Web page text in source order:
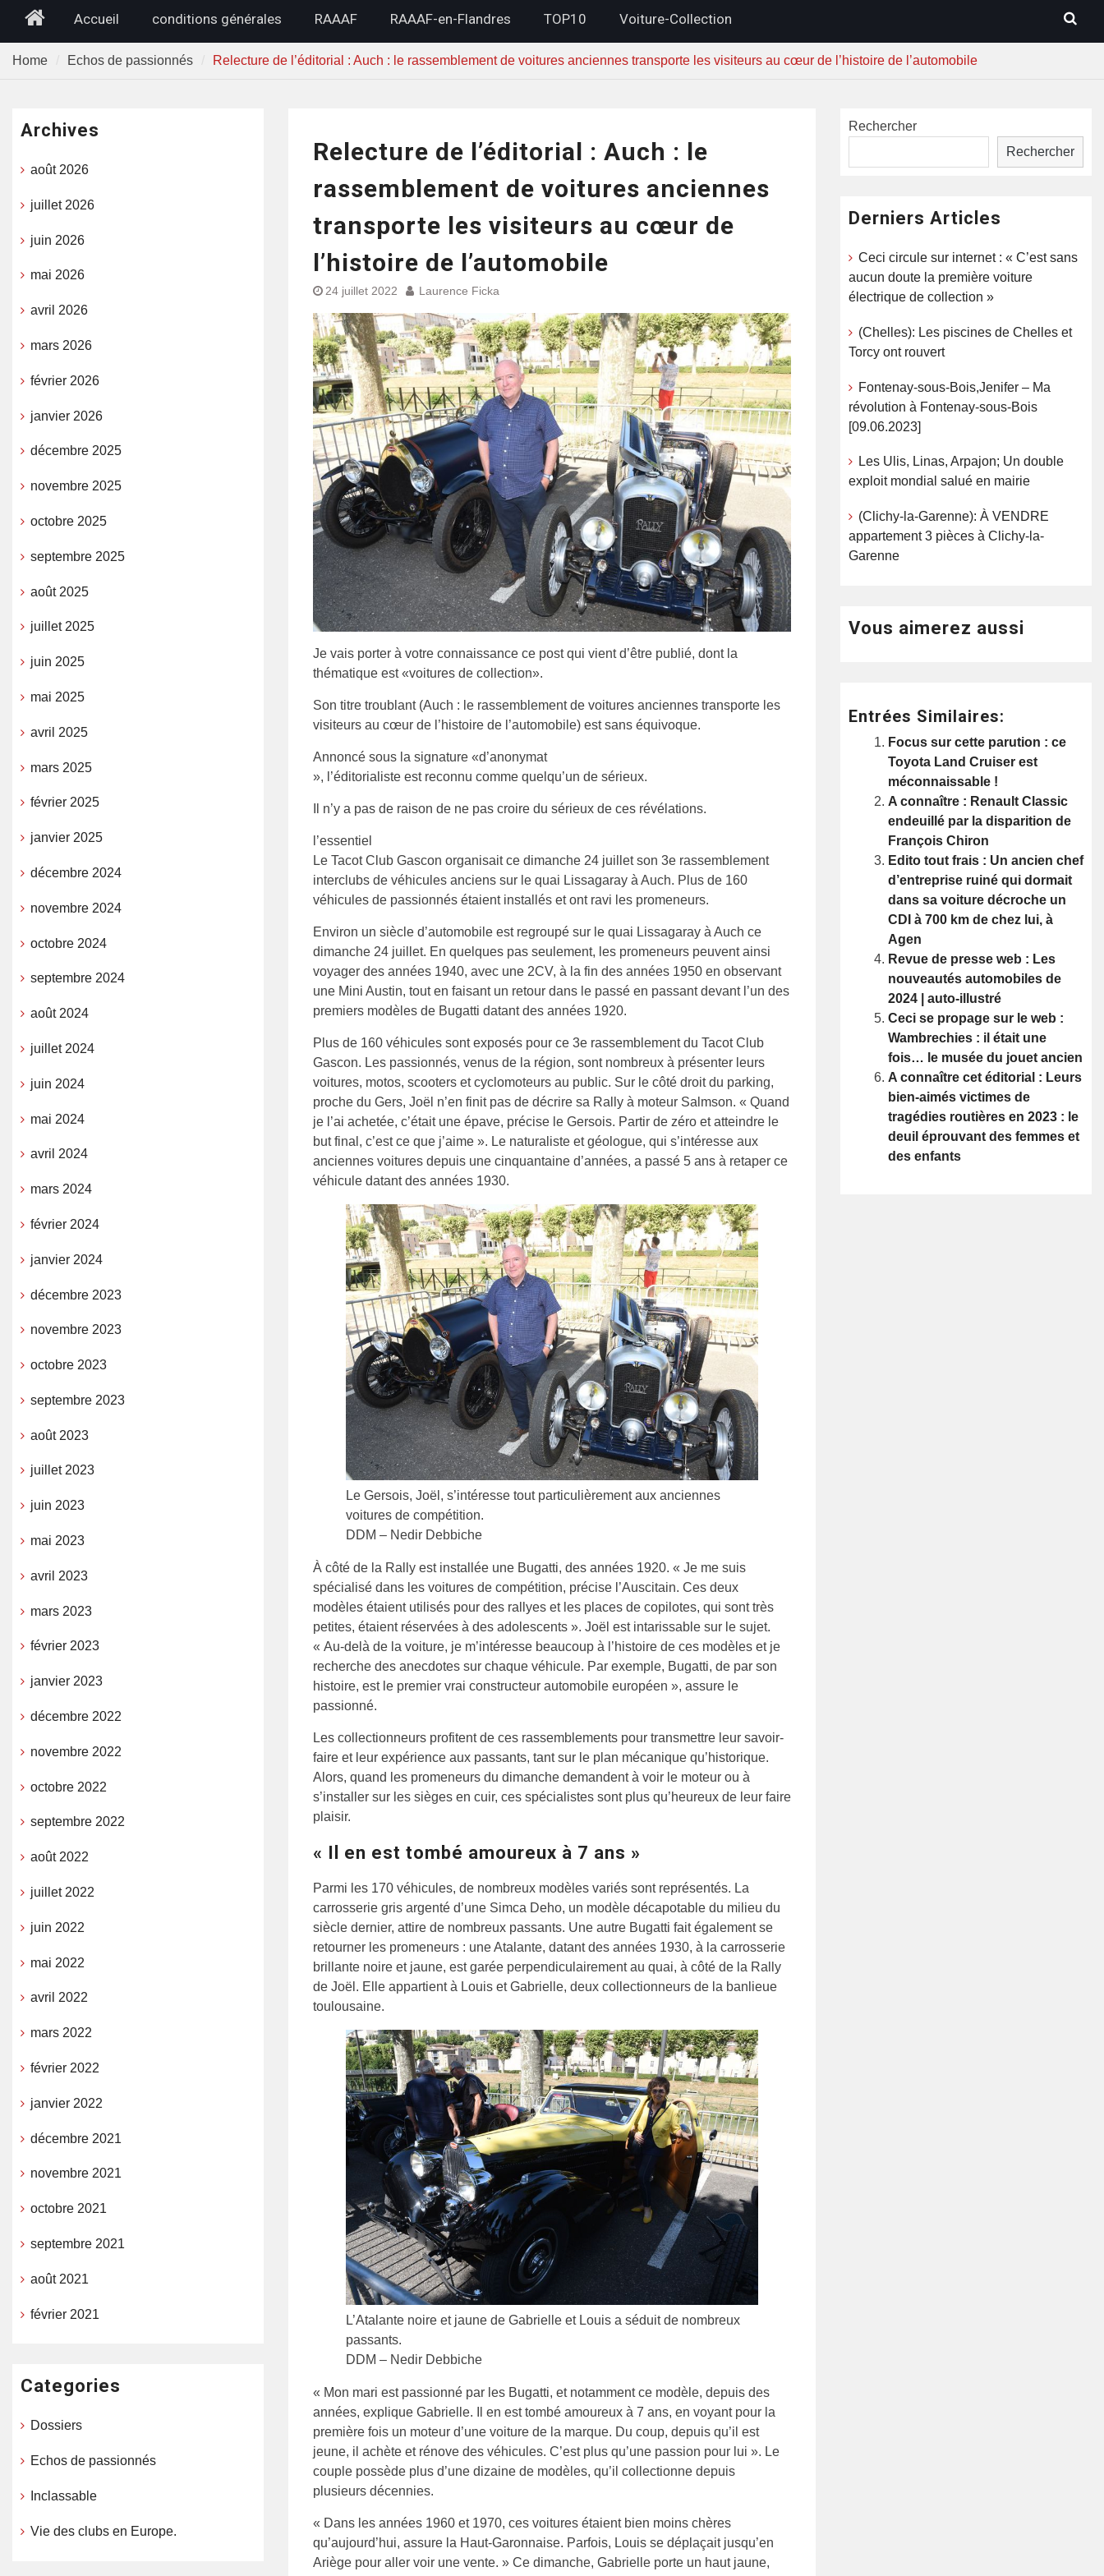
HomeAccueil conditions générales RAAAF RAAAF-en-Flandres TOP10 Voiture-Collection
Home Echos de passionnés Relecture de l’éditorial : Auch : le rassemblement de voitures anciennes transporte les visiteurs au cœur de l’histoire de l’automobile
Relecture de l’éditorial : Auch : le
rassemblement de voitures anciennes
transporte les visiteurs au cœur de
l’histoire de l’automobile
24 juillet 2022 Laurence Ficka
Je vais porter à votre connaissance ce post qui vient d’être publié, dont la
thématique est «voitures de collection».
Son titre troublant (Auch : le rassemblement de voitures anciennes transporte les
visiteurs au cœur de l’histoire de l’automobile) est sans équivoque.
Annoncé sous la signature «d’anonymat
», l’éditorialiste est reconnu comme quelqu’un de sérieux.
Il n’y a pas de raison de ne pas croire du sérieux de ces révélations.
l’essentiel
Le Tacot Club Gascon organisait ce dimanche 24 juillet son 3e rassemblement
interclubs de véhicules anciens sur le quai Lissagaray à Auch. Plus de 160
véhicules de passionnés étaient installés et ont ravi les promeneurs.
Environ un siècle d’automobile est regroupé sur le quai Lissagaray à Auch ce
dimanche 24 juillet. En quelques pas seulement, les promeneurs peuvent ainsi
voyager des années 1940, avec une 2CV, à la fin des années 1950 en observant
une Mini Austin, tout en faisant un retour dans le passé en passant devant l’un des
premiers modèles de Bugatti datant des années 1920.
Plus de 160 véhicules sont exposés pour ce 3e rassemblement du Tacot Club
Gascon. Les passionnés, venus de la région, sont nombreux à présenter leurs
voitures, motos, scooters et cyclomoteurs au public. Sur le côté droit du parking,
proche du Gers, Joël n’en finit pas de décrire sa Rally à moteur Salmson. « Quand
je l’ai achetée, c’était une épave, précise le Gersois. Partir de zéro et atteindre le
but final, c’est ce que j’aime ». Le naturaliste et géologue, qui s’intéresse aux
anciennes voitures depuis une cinquantaine d’années, a passé 5 ans à retaper ce
véhicule datant des années 1930.
Le Gersois, Joël, s’intéresse tout particulièrement aux anciennes
voitures de compétition.
DDM – Nedir Debbiche
À côté de la Rally est installée une Bugatti, des années 1920. « Je me suis
spécialisé dans les voitures de compétition, précise l’Auscitain. Ces deux
modèles étaient utilisés pour des rallyes et les places de copilotes, qui sont très
petites, étaient réservées à des adolescents ». Joël est intarissable sur le sujet.
« Au-delà de la voiture, je m’intéresse beaucoup à l’histoire de ces modèles et je
recherche des anecdotes sur chaque véhicule. Par exemple, Bugatti, de par son
histoire, est le premier vrai constructeur automobile européen », assure le
passionné.
Les collectionneurs profitent de ces rassemblements pour transmettre leur savoir-
faire et leur expérience aux passants, tant sur le plan mécanique qu’historique.
Alors, quand les promeneurs du dimanche demandent à voir le moteur ou à
s’installer sur les sièges en cuir, ces spécialistes sont plus qu’heureux de leur faire
plaisir.
« Il en est tombé amoureux à 7 ans »
Parmi les 170 véhicules, de nombreux modèles variés sont représentés. La
carrosserie gris argenté d’une Simca Deho, un modèle décapotable du milieu du
siècle dernier, attire de nombreux passants. Une autre Bugatti fait également se
retourner les promeneurs : une Atalante, datant des années 1930, à la carrosserie
brillante noire et jaune, est garée perpendiculairement au quai, à côté de la Rally
de Joël. Elle appartient à Louis et Gabrielle, deux collectionneurs de la banlieue
toulousaine.
L’Atalante noire et jaune de Gabrielle et Louis a séduit de nombreux
passants.
DDM – Nedir Debbiche
« Mon mari est passionné par les Bugatti, et notamment ce modèle, depuis des
années, explique Gabrielle. Il en est tombé amoureux à 7 ans, en voyant pour la
première fois un moteur d’une voiture de la marque. Du coup, depuis qu’il est
jeune, il achète et rénove des véhicules. C’est plus qu’une passion pour lui ». Le
couple possède plus d’une dizaine de modèles, qu’il collectionne depuis
plusieurs décennies.
« Dans les années 1960 et 1970, ces voitures étaient bien moins chères
qu’aujourd’hui, assure la Haut-Garonnaise. Parfois, Louis se déplaçait jusqu’en
Ariège pour aller voir une vente. » Ce dimanche, Gabrielle porte un haut jaune,
Rechercher
Rechercher
Derniers Articles
Ceci circule sur internet : « C’est sans
aucun doute la première voiture
électrique de collection »
(Chelles): Les piscines de Chelles et
Torcy ont rouvert
Fontenay-sous-Bois,Jenifer – Ma
révolution à Fontenay-sous-Bois
[09.06.2023]
Les Ulis, Linas, Arpajon; Un double
exploit mondial salué en mairie
(Clichy-la-Garenne): À VENDRE
appartement 3 pièces à Clichy-la-
Garenne
Vous aimerez aussi
Entrées Similaires:
Focus sur cette parution : ce
Toyota Land Cruiser est
méconnaissable !
A connaître : Renault Classic
endeuillé par la disparition de
François Chiron
Edito tout frais : Un ancien chef
d’entreprise ruiné qui dormait
dans sa voiture décroche un
CDI à 700 km de chez lui, à
Agen
Revue de presse web : Les
nouveautés automobiles de
2024 | auto-illustré
Ceci se propage sur le web :
Wambrechies : il était une
fois… le musée du jouet ancien
A connaître cet éditorial : Leurs
bien-aimés victimes de
tragédies routières en 2023 : le
deuil éprouvant des femmes et
des enfants
Archives
août 2026
juillet 2026
juin 2026
mai 2026
avril 2026
mars 2026
février 2026
janvier 2026
décembre 2025
novembre 2025
octobre 2025
septembre 2025
août 2025
juillet 2025
juin 2025
mai 2025
avril 2025
mars 2025
février 2025
janvier 2025
décembre 2024
novembre 2024
octobre 2024
septembre 2024
août 2024
juillet 2024
juin 2024
mai 2024
avril 2024
mars 2024
février 2024
janvier 2024
décembre 2023
novembre 2023
octobre 2023
septembre 2023
août 2023
juillet 2023
juin 2023
mai 2023
avril 2023
mars 2023
février 2023
janvier 2023
décembre 2022
novembre 2022
octobre 2022
septembre 2022
août 2022
juillet 2022
juin 2022
mai 2022
avril 2022
mars 2022
février 2022
janvier 2022
décembre 2021
novembre 2021
octobre 2021
septembre 2021
août 2021
février 2021
Categories
Dossiers
Echos de passionnés
Inclassable
Vie des clubs en Europe.